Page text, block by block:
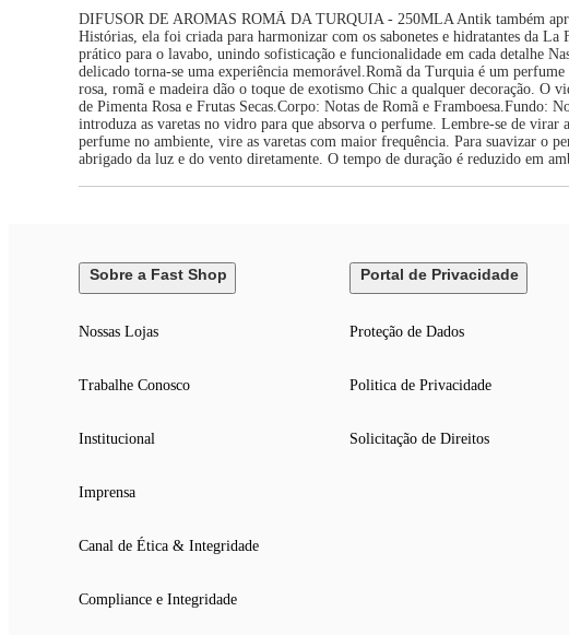
DIFUSOR DE AROMAS ROMÃ DA TURQUIA - 250MLA Antik também
Histórias, ela foi criada para harmonizar com os sabonetes e hidratantes da
prático para o lavabo, unindo sofisticação e funcionalidade em cada detalhe
delicado torna-se uma experiência memorável.Romã da Turquia é um
rosa, romã e madeira dão o toque de exotismo Chic a qualquer decoração. O
de Pimenta Rosa e Frutas Secas.Corpo: Notas de Romã e Framboesa.Fundo:
introduza as varetas no vidro para que absorva o perfume. Lembre-se de virar
perfume no ambiente, vire as varetas com maior frequência. Para suavizar o
abrigado da luz e do vento diretamente. O tempo de duração é reduzido em
Sobre a Fast Shop
Nossas Lojas
Trabalhe Conosco
Institucional
Imprensa
Canal de Ética & Integridade
Compliance e Integridade
Portal de Privacidade
Proteção de Dados
Politica de Privacidade
Solicitação de Direitos